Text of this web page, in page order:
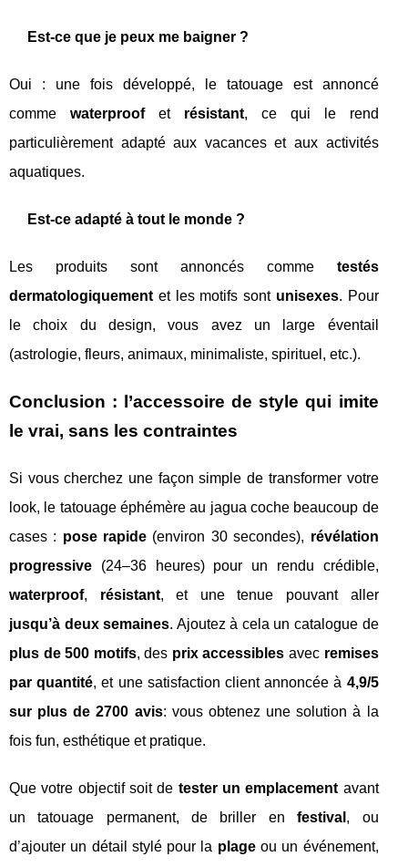
Est-ce que je peux me baigner ?
Oui : une fois développé, le tatouage est annoncé
comme waterproofet résistant, ce qui le rend
particulièrement adapté aux vacances et aux activités
aquatiques.
Est-ce adapté à tout le monde ?
Les produits sont annoncés comme testés
dermatologiquement et les motifs sont unisexes. Pour
le choix du design, vous avez un large éventail
(astrologie, fleurs, animaux, minimaliste, spirituel, etc.).
Conclusion : l’accessoire de style qui imite
le vrai, sans les contraintes
Si vous cherchez une façon simple de transformer votre
look, le tatouage éphémère au jagua coche beaucoup de
cases : pose rapide (environ 30 secondes), révélation
progressive (24–36 heures) pour un rendu crédible,
waterproof, résistant, et une tenue pouvant aller
jusqu’à deux semaines. Ajoutez à cela un catalogue de
plus de 500 motifs, des prix accessibles avec remises
par quantité, et une satisfaction client annoncée à 4,9/5
sur plus de 2700 avis: vous obtenez une solution à la
fois fun, esthétique et pratique.
Que votre objectif soit de tester un emplacement avant
un tatouage permanent, de briller enfestival , ou
d’ajouter un détail stylé pour la plageou un événement,